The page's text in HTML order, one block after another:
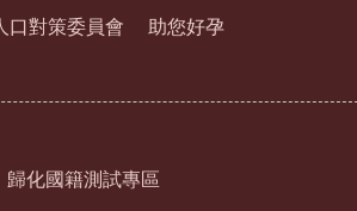
口對策委員會 助您好孕
歸化國籍測試專區